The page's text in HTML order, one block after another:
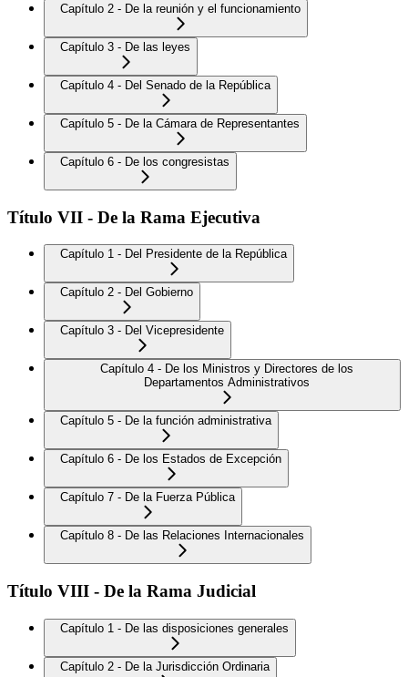
Capítulo 2 - De la reunión y el funcionamiento
Capítulo 3 - De las leyes
Capítulo 4 - Del Senado de la República
Capítulo 5 - De la Cámara de Representantes
Capítulo 6 - De los congresistas
Título VII - De la Rama Ejecutiva
Capítulo 1 - Del Presidente de la República
Capítulo 2 - Del Gobierno
Capítulo 3 - Del Vicepresidente
Capítulo 4 - De los Ministros y Directores de los
Departamentos Administrativos
Capítulo 5 - De la función administrativa
Capítulo 6 - De los Estados de Excepción
Capítulo 7 - De la Fuerza Pública
Capítulo 8 - De las Relaciones Internacionales
Título VIII - De la Rama Judicial
Capítulo 1 - De las disposiciones generales
Capítulo 2 - De la Jurisdicción Ordinaria